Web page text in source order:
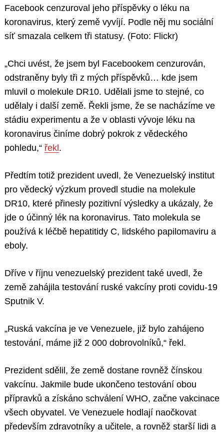
Facebook cenzuroval jeho příspěvky o léku na
koronavirus, který země vyvíjí. Podle něj mu sociální
síť smazala celkem tři statusy. (Foto: Flickr)
„Chci uvést, že jsem byl Facebookem cenzurován,
odstraněny byly tři z mých příspěvků… kde jsem
mluvil o molekule DR10. Udělali jsme to stejné, co
udělaly i další země. Řekli jsme, že se nacházíme ve
stádiu experimentu a že v oblasti vývoje léku na
koronavirus činíme dobrý pokrok z vědeckého
pohledu,“ řekl .
Předtím totiž prezident uvedl, že Venezuelský institut
pro vědecký výzkum provedl studie na molekule
DR10, které přinesly pozitivní výsledky a ukázaly, že
jde o účinný lék na koronavirus. Tato molekula se
používá k léčbě hepatitidy C, lidského papilomaviru a
eboly.
Dříve v říjnu venezuelský prezident také uvedl, že
země zahájila testování ruské vakcíny proti covidu-19
Sputnik V.
„Ruská vakcína je ve Venezuele, již bylo zahájeno
testování, máme již 2 000 dobrovolníků,“ řekl.
Prezident sdělil, že země dostane rovněž čínskou
vakcínu. Jakmile bude ukončeno testování obou
přípravků a získáno schválení WHO, začne vakcinace
všech obyvatel. Ve Venezuele hodlají naočkovat
především zdravotníky a učitele, a rovněž starší lidi a